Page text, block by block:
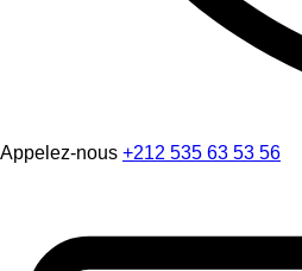
Appelez-nous +212 535 63 53 56